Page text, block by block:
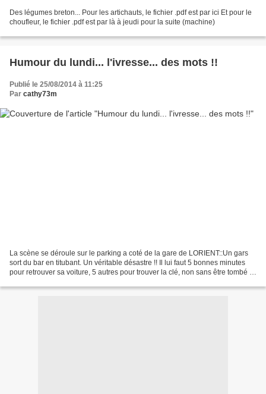
Des légumes breton... Pour les artichauts, le fichier .pdf est par ici Et pour le
choufleur, le fichier .pdf est par là à jeudi pour la suite (machine)
Humour du lundi... l'ivresse... des mots !!
Publié le 25/08/2014 à 11:25
Par cathy73m
La scène se déroule sur le parking a coté de la gare de LORIENT::Un gars
sort du bar en titubant. Un véritable désastre !! Il lui faut 5 bonnes minutes
pour retrouver sa voiture, 5 autres pour trouver la clé, non sans être tombé 2